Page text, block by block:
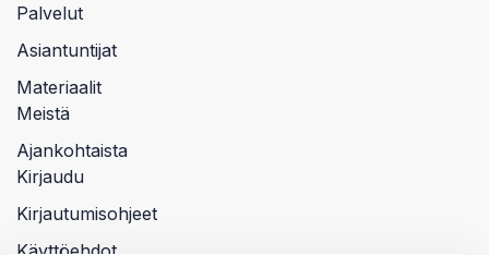
Palvelut
Asiantuntijat
Materiaalit
Meistä
Ajankohtaista
Kirjaudu
Kirjautumisohjeet
Käyttöehdot